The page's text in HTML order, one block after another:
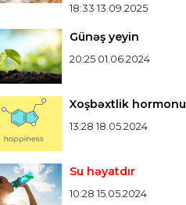
uduzdu
xəbərlər >>>
18:33 13.09.2025
Günəş yeyin
20:25 01.06.2024
Xoşbəxtlik hormonu
13:28 18.05.2024
Su həyatdır
10:28 15.05.2024